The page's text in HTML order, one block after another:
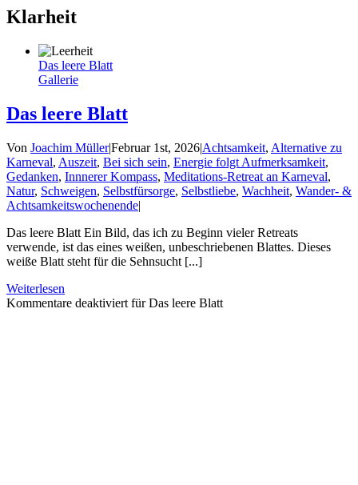
Klarheit
Das leere Blatt
Gallerie
Das leere Blatt
Von Joachim Müller|Februar 1st, 2026|Achtsamkeit, Alternative zu
Karneval, Auszeit, Bei sich sein, Energie folgt Aufmerksamkeit,
Gedanken, Innnerer Kompass, Meditations-Retreat an Karneval,
Natur, Schweigen, Selbstfürsorge, Selbstliebe, Wachheit, Wander- &
Achtsamkeitswochenende|
Das leere Blatt Ein Bild, das ich zu Beginn vieler Retreats
verwende, ist das eines weißen, unbeschriebenen Blattes. Dieses
weiße Blatt steht für die Sehnsucht [...]
Weiterlesen
Kommentare deaktiviert für Das leere Blatt